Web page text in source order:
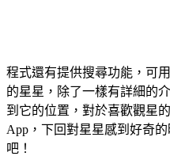
程式還有提供搜尋功能，可
的星星，除了一樣有詳細的
到它的位置，對於喜歡觀星
App，下回對星星感到好奇
吧！